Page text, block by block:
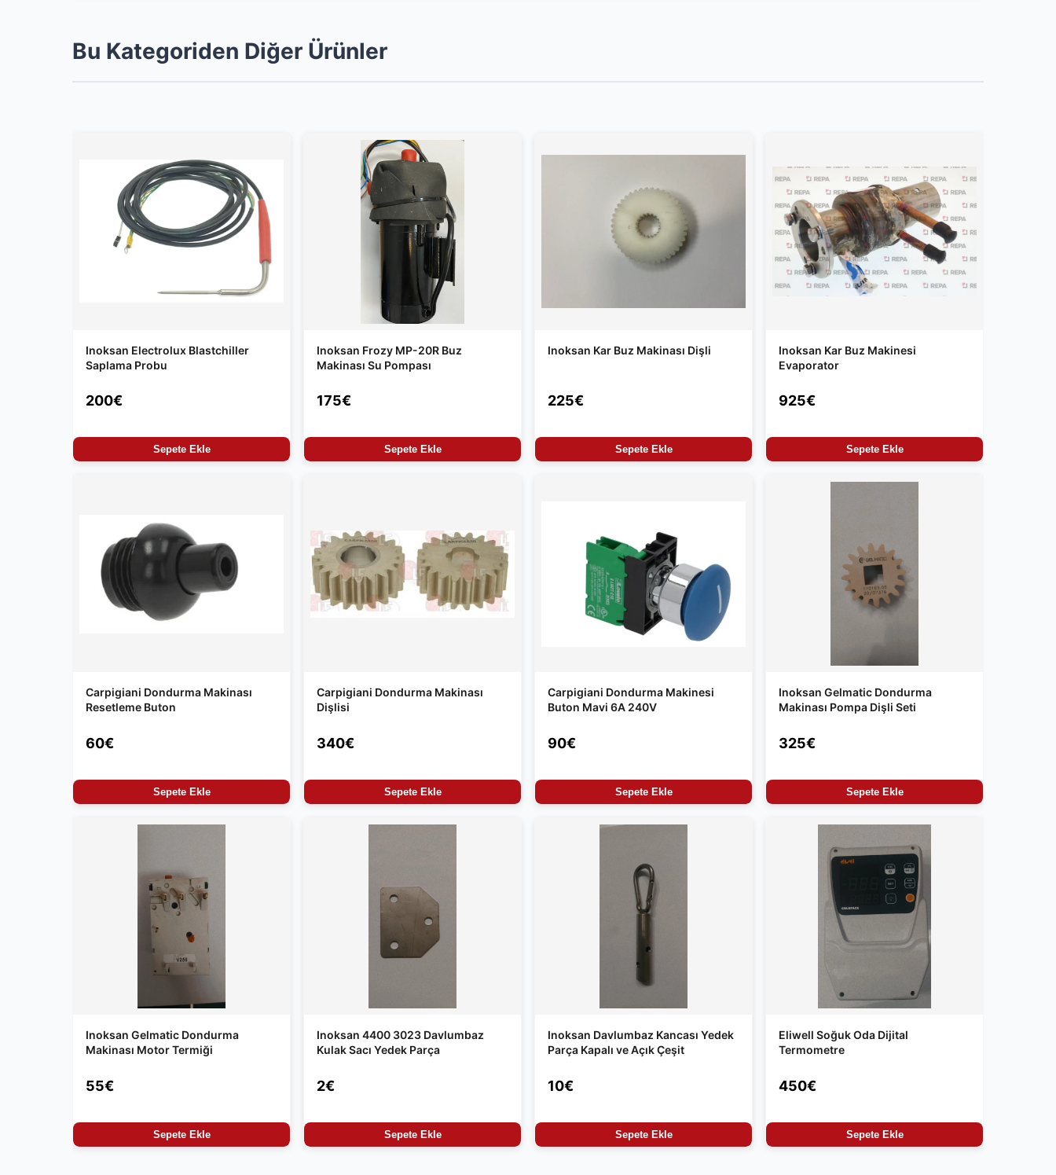
Bu Kategoriden Diğer Ürünler
Inoksan Electrolux Blastchiller
Saplama Probu
200€
Sepete Ekle
Inoksan Frozy MP-20R Buz
Makinası Su Pompası
175€
Sepete Ekle
Inoksan Kar Buz Makinası Dişli
225€
Sepete Ekle
Inoksan Kar Buz Makinesi
Evaporator
925€
Sepete Ekle
Carpigiani Dondurma Makinası
Resetleme Buton
60€
Sepete Ekle
Carpigiani Dondurma Makinası
Dişlisi
340€
Sepete Ekle
Carpigiani Dondurma Makinesi
Buton Mavi 6A 240V
90€
Sepete Ekle
Inoksan Gelmatic Dondurma
Makinası Pompa Dişli Seti
325€
Sepete Ekle
Inoksan Gelmatic Dondurma
Makinası Motor Termiği
55€
Sepete Ekle
Inoksan 4400 3023 Davlumbaz
Kulak Sacı Yedek Parça
2€
Sepete Ekle
Inoksan Davlumbaz Kancası Yedek
Parça Kapalı ve Açık Çeşit
10€
Sepete Ekle
Eliwell Soğuk Oda Dijital
Termometre
450€
Sepete Ekle